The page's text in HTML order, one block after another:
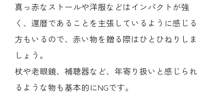
真っ赤なストールや洋服などはインパクトが強
く、還暦であることを主張しているように感じる
方もいるので、赤い物を贈る際はひとひねりしま
しょう。
杖や老眼鏡、補聴器など、年寄り扱いと感じられ
るような物も基本的にNGです。